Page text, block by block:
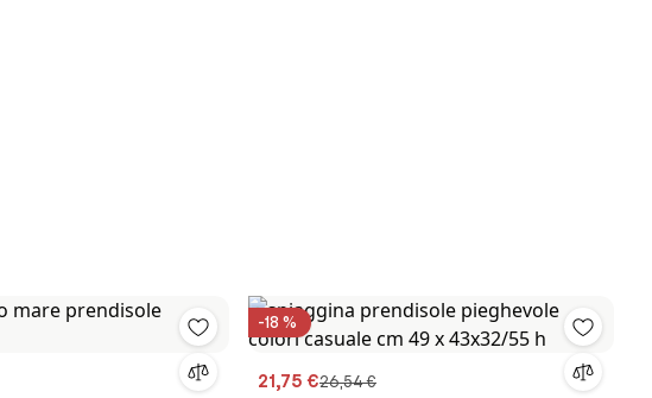
-18 %
21,75 €26,54 €